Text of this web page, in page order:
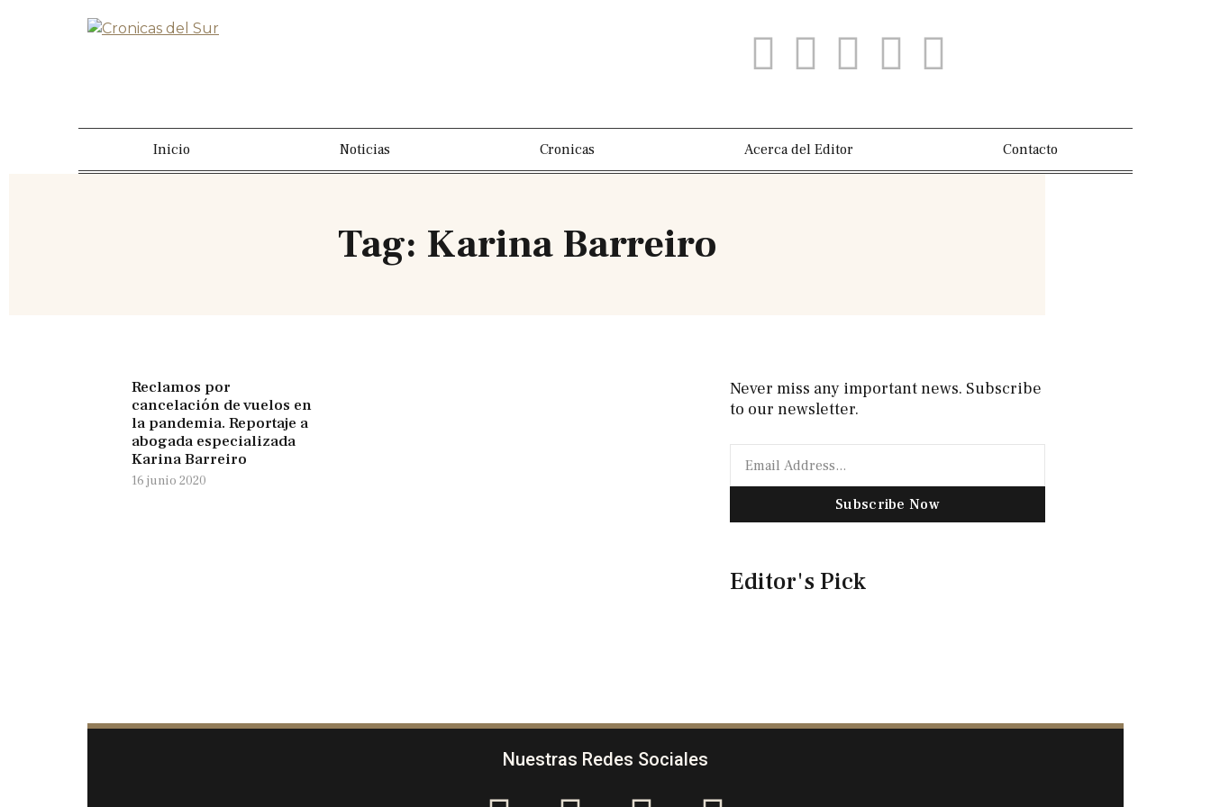
Inicio Noticias Cronicas Acerca del Editor Contacto
Tag: Karina Barreiro
Reclamos por
cancelación de vuelos en
la pandemia. Reportaje a
abogada especializada
Karina Barreiro
16 junio 2020
Never miss any important news. Subscribe
to our newsletter.
Subscribe Now
Editor's Pick
Nuestras Redes Sociales